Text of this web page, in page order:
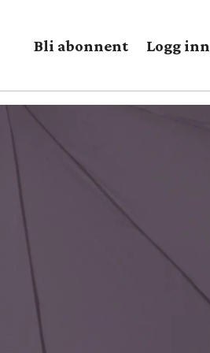
Bli abonnent Logg inn